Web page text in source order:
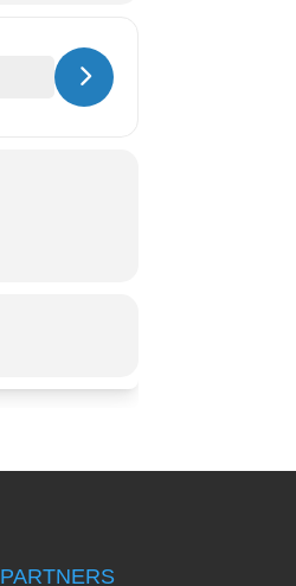
PARTNERS